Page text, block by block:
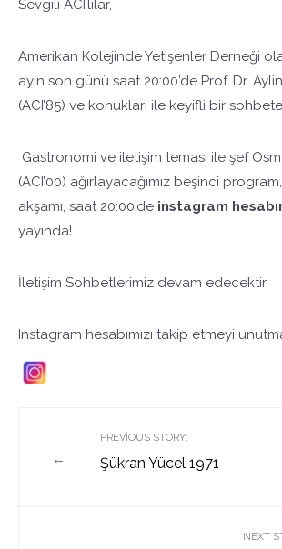
Sevgili ACI’lılar,
Amerikan Kolejinde Yetişenler Derneği
ayın son günü saat 20:00’de Prof. Dr.
(ACI’85) ve konukları ile keyifli bir
Gastronomi ve iletişim teması ile şef
(ACI’00) ağırlayacağımız beşinci
akşamı, saat 20:00’de instagram
yayında!
İletişim Sohbetlerimiz devam edecektir,
Instagram hesabımızı takip etmeyi
←
PREVIOUS STORY:
Şükran Yücel 1971
NEXT